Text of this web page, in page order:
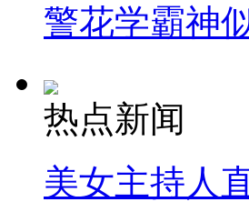
警花学霸神
热点新闻
美女主持人